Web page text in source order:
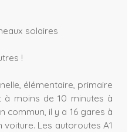
solaires
!
élémentaire, primaire
moins de 10 minutes à
commun, il y a 16 gares à
Les autoroutes A1